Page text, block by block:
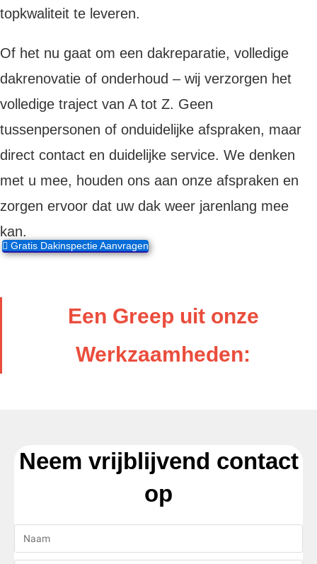
topkwaliteit te leveren.
Of het nu gaat om een dakreparatie, volledige
dakrenovatie of onderhoud – wij verzorgen het
volledige traject van A tot Z. Geen
tussenpersonen of onduidelijke afspraken, maar
direct contact en duidelijke service. We denken
met u mee, houden ons aan onze afspraken en
zorgen ervoor dat uw dak weer jarenlang mee
kan.
Gratis Dakinspectie Aanvragen
Een Greep uit onze
Werkzaamheden:
Neem vrijblijvend contact
op